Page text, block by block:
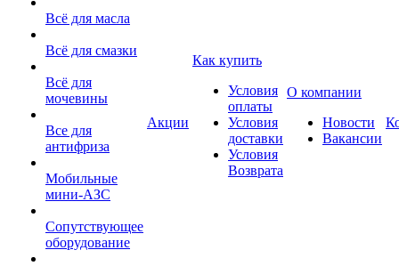
Всё для масла
Всё для смазки
Всё для
мочевины
Все для
антифриза
Мобильные
мини-АЗС
Сопутствующее
оборудование
Акции
Как купить
Условия
оплаты
Условия
доставки
Условия
Возврата
О компании
Новости
Вакансии